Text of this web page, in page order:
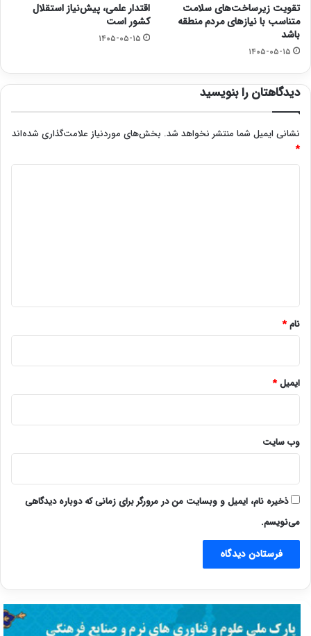
تقویت زیرساخت‌های سلامت
متناسب با نیازهای مردم منطقه
باشد
۱۴۰۵-۰۵-۱۵
اقتدار علمی، پیش‌نیاز استقلال
کشور است
۱۴۰۵-۰۵-۱۵
دیدگاهتان را بنویسید
نشانی ایمیل شما منتشر نخواهد شد. بخش‌های موردنیاز علامت‌گذاری شده‌اند
*
نام*
ایمیل*
وب‌ سایت
ذخیره نام، ایمیل و وبسایت من در مرورگر برای زمانی که دوباره دیدگاهی
می‌نویسم.